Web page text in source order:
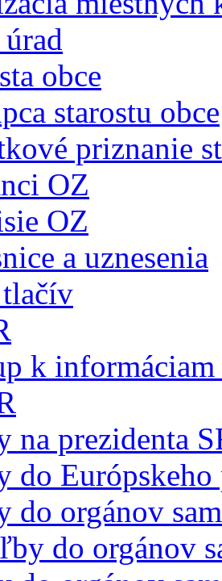
obce
starostu obce
priznanie
OZ
OZ
a uznesenia
k
na prezidenta
do Európskeho
do orgánov
do orgánov